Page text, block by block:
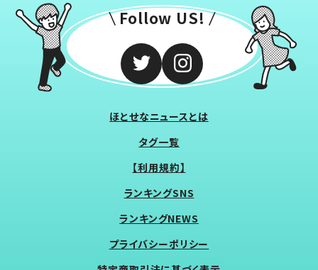
Follow US!
ほとせなニュースとは
タグ一覧
【利用規約】
ランキングSNS
ランキングNEWS
プライバシーポリシー